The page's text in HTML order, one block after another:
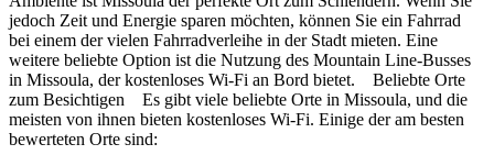
jedoch Zeit und Energie sparen möchten, können Sie ein Fahrrad
bei einem der vielen Fahrradverleihe in der Stadt mieten. Eine
weitere beliebte Option ist die Nutzung des Mountain Line-Busses
in Missoula, der kostenloses Wi-Fi an Bord bietet. Beliebte Orte
zum Besichtigen Es gibt viele beliebte Orte in Missoula, und die
meisten von ihnen bieten kostenloses Wi-Fi. Einige der am besten
bewerteten Orte sind: